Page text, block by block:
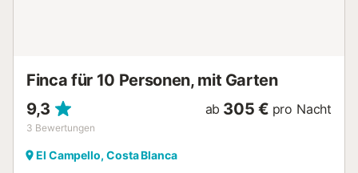
Finca für 10 Personen, mit Garten
9,3
3 Bewertungen
ab 305 € pro Nacht
El Campello, Costa Blanca